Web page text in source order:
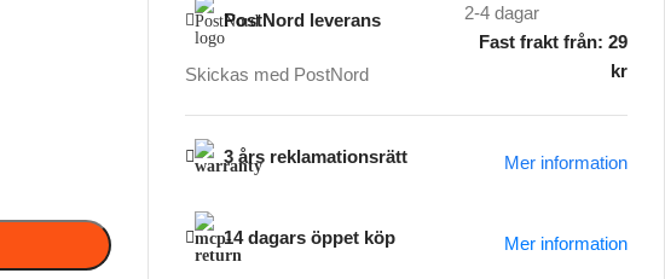
PostNord leverans
Skickas med PostNord
2-4 dagar
Fast frakt från: 29
kr
3 års reklamationsrätt Mer information
14 dagars öppet köp Mer information